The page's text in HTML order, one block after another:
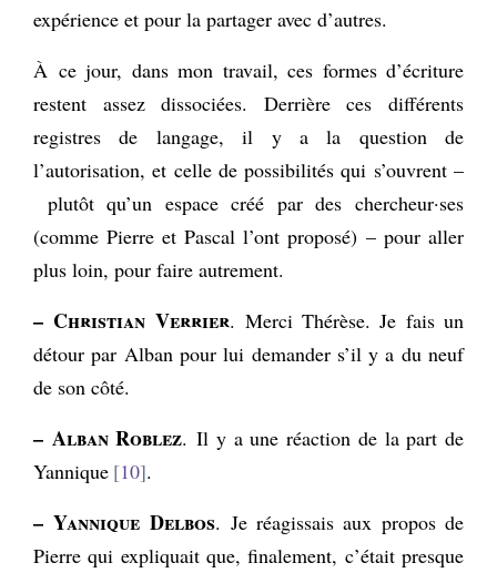
expérience et pour la partager avec d’autres.
À ce jour, dans mon travail, ces formes d’écriture
restent assez dissociées. Derrière ces différents
registres de langage, il y a la question de
l’autorisation, et celle de possibilités qui s’ouvrent –
plutôt qu’un espace créé par des chercheur·ses
(comme Pierre et Pascal l’ont proposé) – pour aller
plus loin, pour faire autrement.
– Christian Verrier. Merci Thérèse. Je fais un
détour par Alban pour lui demander s’il y a du neuf
de son côté.
– Alban Roblez. Il y a une réaction de la part de
Yannique 10 .
– Yannique Delbos. Je réagissais aux propos de
Pierre qui expliquait que, finalement, c’était presque